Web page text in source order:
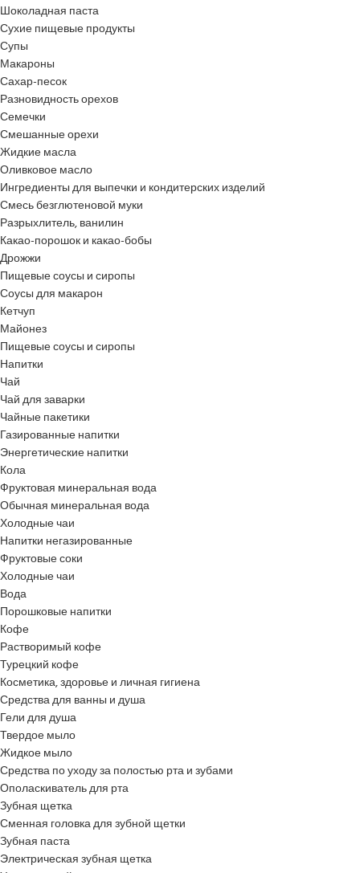
Шоколадная паста
Сухие пищевые продукты
Супы
Макароны
Сахар-песок
Разновидность орехов
Семечки
Смешанные орехи
Жидкие масла
Оливковое масло
Ингредиенты для выпечки и кондитерских изделий
Смесь безглютеновой муки
Разрыхлитель, ванилин
Какао-порошок и какао-бобы
Дрожжи
Пищевые соусы и сиропы
Соусы для макарон
Кетчуп
Майонез
Пищевые соусы и сиропы
Напитки
Чай
Чай для заварки
Чайные пакетики
Газированные напитки
Энергетические напитки
Кола
Фруктовая минеральная вода
Обычная минеральная вода
Холодные чаи
Напитки негазированные
Фруктовые соки
Холодные чаи
Вода
Порошковые напитки
Кофе
Растворимый кофе
Турецкий кофе
Косметика, здоровье и личная гигиена
Средства для ванны и душа
Гели для душа
Твердое мыло
Жидкое мыло
Средства по уходу за полостью рта и зубами
Ополаскиватель для рта
Зубная щетка
Сменная головка для зубной щетки
Зубная паста
Электрическая зубная щетка